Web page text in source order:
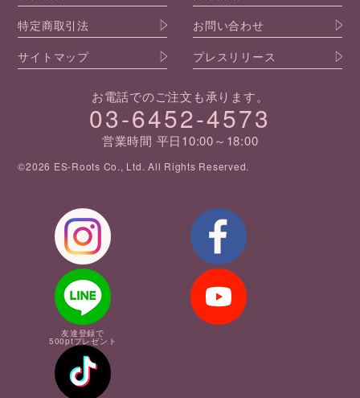
特定商取引法
お問い合わせ
サイトマップ
プレスリリース
お電話でのご注文も承ります。
03-6452-4573
営業時間 平日10:00～18:00
©2026 ES-Roots Co., Ltd. All Rights Reserved.
友達登録で
500ptプレゼント